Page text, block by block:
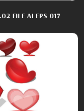
FILE AI EPS 017